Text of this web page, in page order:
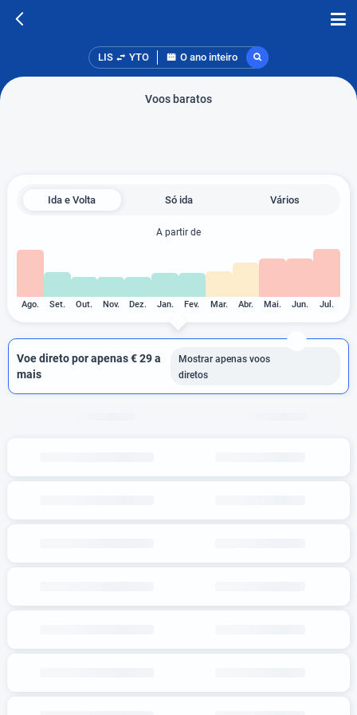
LIS YTO O ano inteiro
Voos baratos
Ida e Volta Só ida Vários
A partir de
Ago. Set. Out. Nov. Dez. Jan. Fev. Mar. Abr. Mai. Jun. Jul.
Voe direto por apenas € 29 a
mais
Mostrar apenas voos
diretos